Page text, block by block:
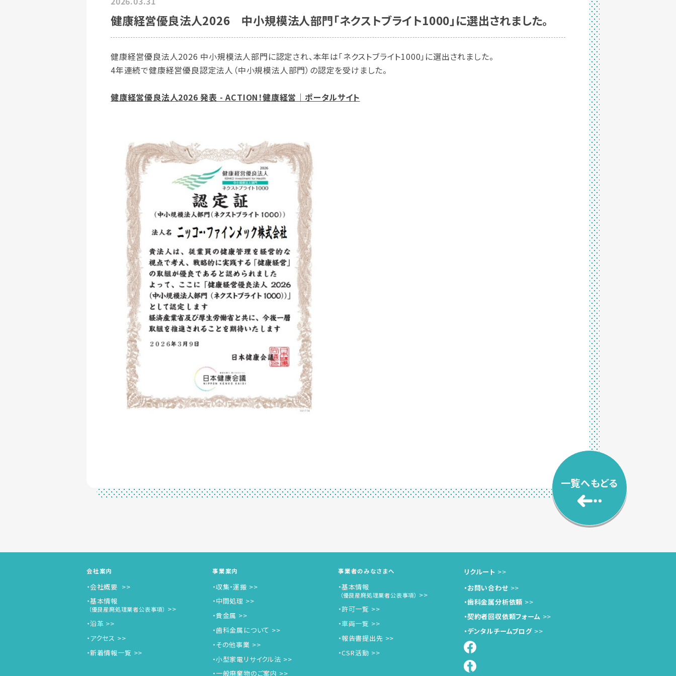
健康経営優良法人2026 中小規模法人部門「ネクストブライト1000」に選出されました。
健康経営優良法人2026 中小規模法人部門に認定され、本年は「ネクストブライト1000」に選出されました。
4年連続で健康経営優良認定法人（中小規模法人部門）の認定を受けました。
健康経営優良法人2026 発表 - ACTION！健康経営｜ポータルサイト
一覧へもどる
会社案内
・会社概要
・基本情報
（優良産廃処理業者公表事項）
・沿革
・アクセス
・新着情報一覧
事業案内
・収集・運搬
・中間処理
・貴⾦属
・⻭科⾦属について
・その他事業
・⼩型家電リサイクル法
・一般廃棄物のご案内
事業者のみなさまへ
・基本情報
（優良産廃処理業者公表事項）
・許可一覧
・車両一覧
・報告書提出先
・CSR活動
リクルート
・お問い合わせ
・歯科金属分析依頼
・契約者回収依頼フォーム
・デンタルチームブログ